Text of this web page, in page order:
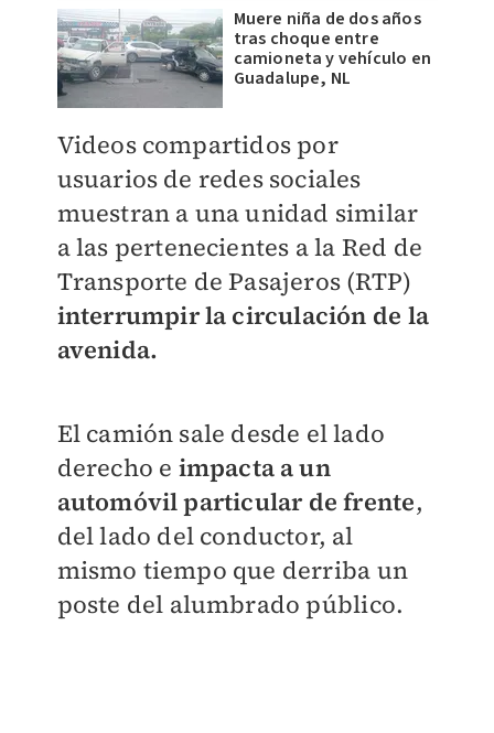
Muere niña de dos años
tras choque entre
camioneta y vehículo en
Guadalupe, NL
Videos compartidos por
usuarios de redes sociales
muestran a una unidad similar
a las pertenecientes a la Red de
Transporte de Pasajeros (RTP)
interrumpir la circulación de la
avenida.
El camión sale desde el lado
derecho e impacta a un
automóvil particular de frente,
del lado del conductor, al
mismo tiempo que derriba un
poste del alumbrado público.